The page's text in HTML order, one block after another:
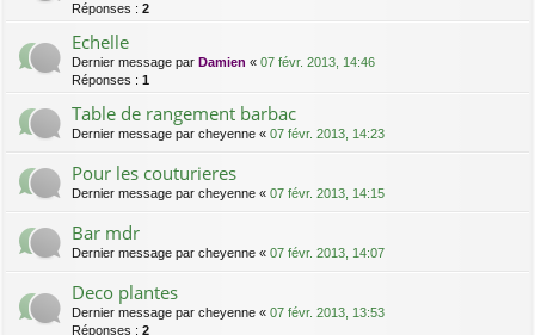
Réponses : 2
Echelle
Dernier message par Damien « 07 févr. 2013, 14:46
Réponses : 1
Table de rangement barbac
Dernier message par cheyenne « 07 févr. 2013, 14:23
Pour les couturieres
Dernier message par cheyenne « 07 févr. 2013, 14:15
Bar mdr
Dernier message par cheyenne « 07 févr. 2013, 14:07
Deco plantes
Dernier message par cheyenne « 07 févr. 2013, 13:53
Réponses : 2